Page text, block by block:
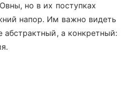
но в их поступках
напор. Им важно видеть
абстрактный, а конкретный: